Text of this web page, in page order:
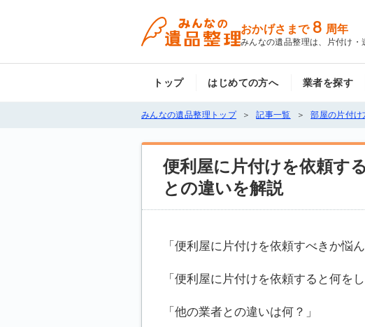
おかげさまで 8 周年
みんなの遺品整理は、片付け
トップ はじめての方へ 業者を探す
みんなの遺品整理トップ 記事一覧 部屋の片付け
便利屋に片付けを依頼す
との違いを解説
「便利屋に片付けを依頼すべきか悩ん
「便利屋に片付けを依頼すると何を
「他の業者との違いは何？」